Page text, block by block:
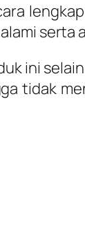
serta
ini
tidak